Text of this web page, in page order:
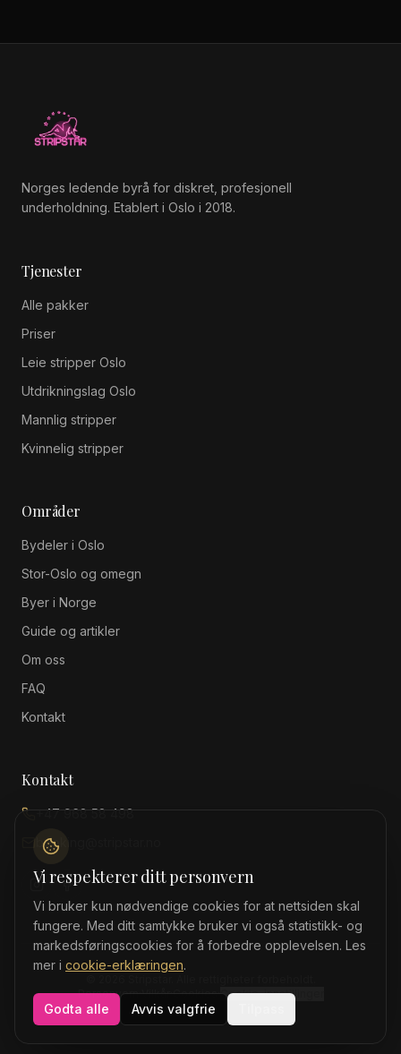
Norges ledende byrå for diskret, profesjonell
underholdning. Etablert i Oslo i 2018.
Tjenester
Alle pakker
Priser
Leie stripper Oslo
Utdrikningslag Oslo
Mannlig stripper
Kvinnelig stripper
Områder
Bydeler i Oslo
Stor-Oslo og omegn
Byer i Norge
Guide og artikler
Om oss
FAQ
Kontakt
Kontakt
+47 968 58 498
booking@stripstar.no
Personvern·Vilkår·Cookies·Cookie-innstillinger
Vi respekterer ditt personvern
Vi bruker kun nødvendige cookies for at nettsiden skal
fungere. Med ditt samtykke bruker vi også statistikk- og
markedsføringscookies for å forbedre opplevelsen. Les
mer i cookie-erklæringen.
Godta alle Avvis valgfrie